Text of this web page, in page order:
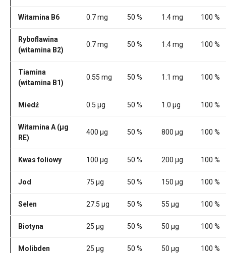
Witamina B6 0.7 mg 50 % 1.4 mg 100 %
Ryboflawina
(witamina B2)
0.7 mg 50 % 1.4 mg 100 %
Tiamina
(witamina B1)
0.55 mg 50 % 1.1 mg 100 %
Miedź 0.5 µg 50 % 1.0 µg 100 %
Witamina A (μg
RE)
400 µg 50 % 800 µg 100 %
Kwas foliowy 100 µg 50 % 200 µg 100 %
Jod 75 µg 50 % 150 µg 100 %
Selen 27.5 µg 50 % 55 µg 100 %
Biotyna 25 µg 50 % 50 µg 100 %
Molibden 25 µg 50 % 50 µg 100 %